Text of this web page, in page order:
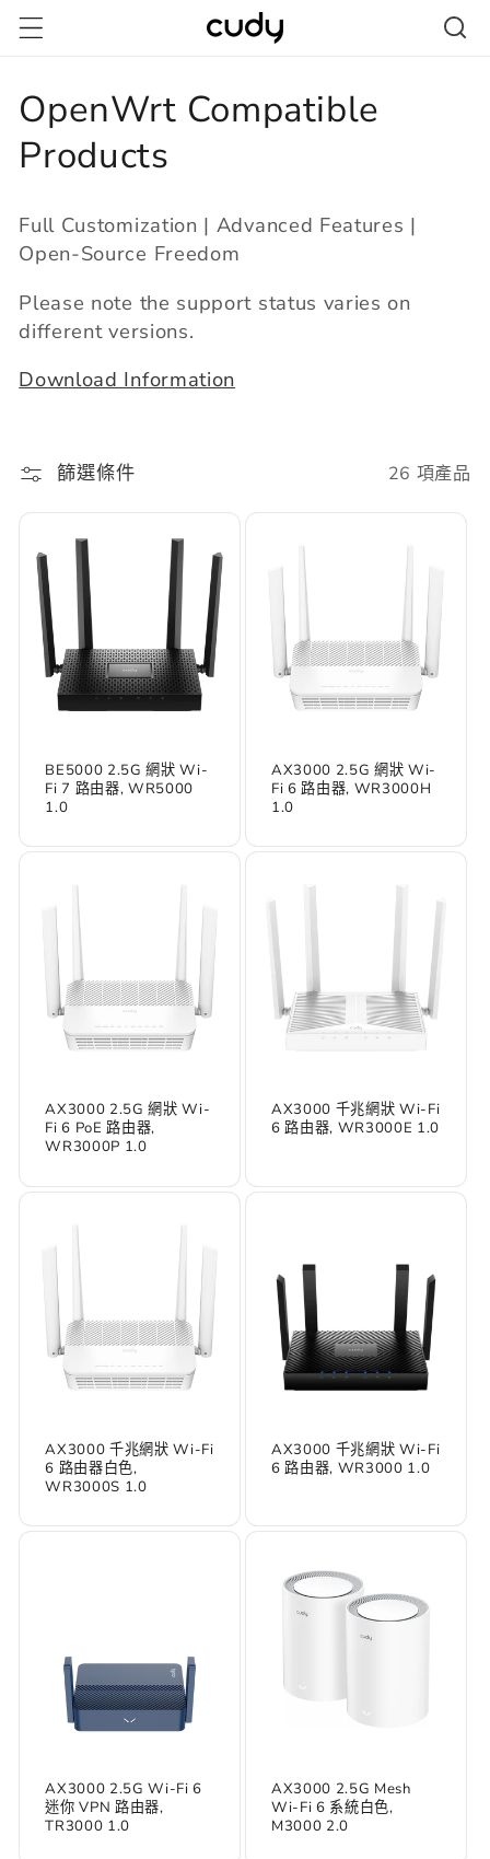
跳至內
容
商
品
列
:
OpenWrt Compatible
Products
Full Customization | Advanced Features |
Open-Source Freedom
Please note the support status varies on
different versions.
Download Information
篩選條件 26 項產品
BE5000 2.5G 網狀 Wi-
Fi 7 路由器, WR5000
1.0
AX3000 2.5G 網狀 Wi-
Fi 6 路由器, WR3000H
1.0
AX3000 2.5G 網狀 Wi-
Fi 6 PoE 路由器,
WR3000P 1.0
AX3000 千兆網狀 Wi-Fi
6 路由器, WR3000E 1.0
AX3000 千兆網狀 Wi-Fi
6 路由器白色,
WR3000S 1.0
AX3000 千兆網狀 Wi-Fi
6 路由器, WR3000 1.0
AX3000 2.5G Wi-Fi 6
迷你 VPN 路由器,
TR3000 1.0
AX3000 2.5G Mesh
Wi-Fi 6 系統白色,
M3000 2.0